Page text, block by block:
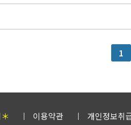
1
＊ 이용약관 개인정보취